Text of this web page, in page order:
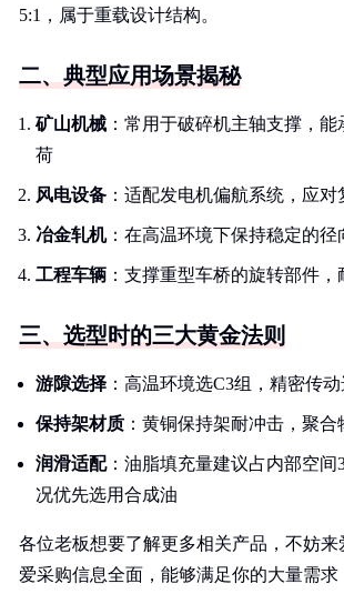
5:1，属于重载设计结构。
二、典型应用场景揭秘
矿山机械 ：常用于破碎机主轴支撑，
荷
风电设备 ：适配发电机偏航系统，应
冶金轧机：在高温环境下保持稳定的径
工程车辆 ：支撑重型车桥的旋转部件
三、选型时的三大黄金法则
游隙选择 ：高温环境选C3组，精密传动
保持架材质 ：黄铜保持架耐冲击，聚
润滑适配：油脂填充量建议占内部空间
况优先选用合成油
各位老板想要了解更多相关产品，不妨来
爱采购信息全面，能够满足你的大量需求